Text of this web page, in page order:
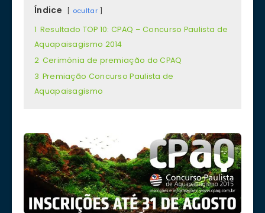
Índice ocultar
1 Resultado TOP 10: CPAQ – Concurso Paulista de
Aquapaisagismo 2014
2 Cerimônia de premiação do CPAQ
3 Premiação Concurso Paulista de
Aquapaisagismo